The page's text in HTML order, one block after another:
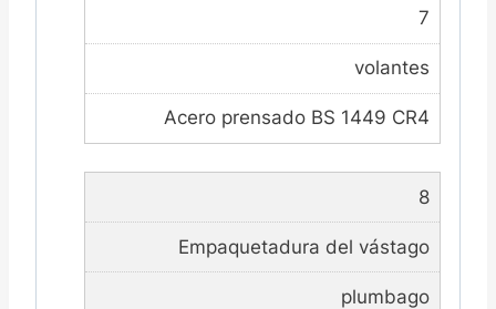
7
volantes
Acero prensado BS 1449 CR4
8
Empaquetadura del vástago
plumbago